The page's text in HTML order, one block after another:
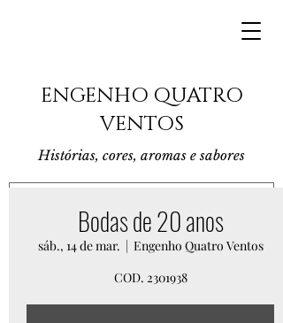
ENGENHO QUATRO
VENTOS
Histórias, cores, aromas e sabores
Bodas de 20 anos
sáb., 14 de mar.
  |
Engenho Quatro Ventos
COD. 2301938